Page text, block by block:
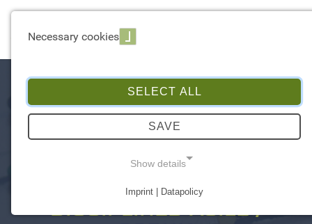
DISCIPLINED AGILE /
Necessary cookies
SELECT ALL
SAVE
Show details
Imprint | Datapolicy